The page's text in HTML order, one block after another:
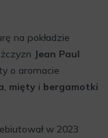
na pokładzie
Jean Paul
o aromacie
, mięty i bergamotki
w 2023